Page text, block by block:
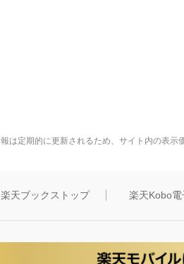
は定期的に更新されるため、サイト内の表示
楽天ブックストップ 楽天Kobo